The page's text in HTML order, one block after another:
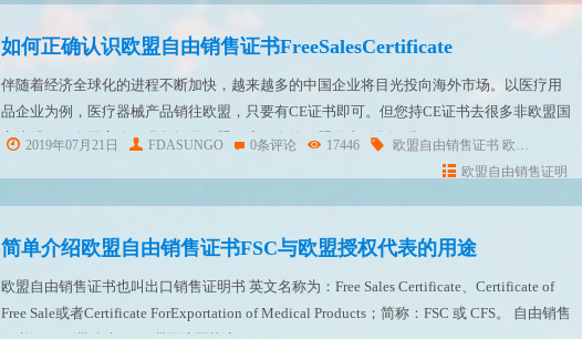
如何正确认识欧盟自由销售证书FreeSalesCertificate
伴随着经济全球化的进程不断加快，越来越多的中国企业将目光投向海外市场。以医疗用
品企业为例，医疗器械产品销往欧盟，只要有CE证书即可。但您持CE证书去很多非欧盟国
家注册，很多国家会要求您提供欧盟政府签发的欧盟自由销售证明Free Sales Certificate。
2019年07月21日 FDASUNGO 0条评论 17446 欧盟自由销售证书 欧盟自由销售证明
欧盟自由销售证明
简单介绍欧盟自由销售证书FSC与欧盟授权代表的用途
欧盟自由销售证书也叫出口销售证明书 英文名称为：Free Sales Certificate、Certificate of
Free Sale或者Certificate ForExportation of Medical Products；简称：FSC 或 CFS。 自由销售